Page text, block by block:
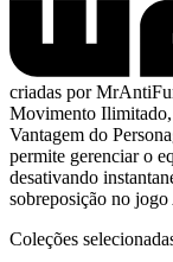
criadas por
Movimento
Vantagem do
permite gerenciar o
desativando
sobreposição no
Coleções